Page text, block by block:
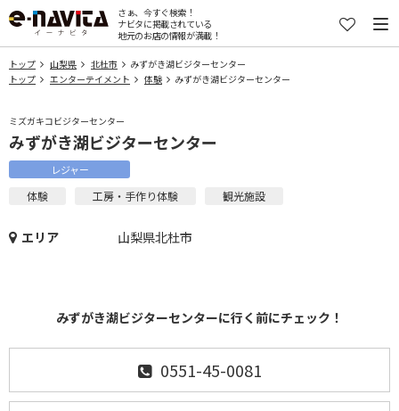
さぁ、今すぐ検索！
ナビタに掲載されている
地元のお店の情報が満載！
トップ 山梨県 北杜市
みずがき湖ビジターセンター
トップ
エンターテイメント 体験 みずがき湖ビジターセンター
ミズガキコビジターセンター
みずがき湖ビジターセンター
レジャー
体験 工房・手作り体験 観光施設
エリア 山梨県北杜市
みずがき湖ビジターセンターに行く前にチェック！
0551-45-0081